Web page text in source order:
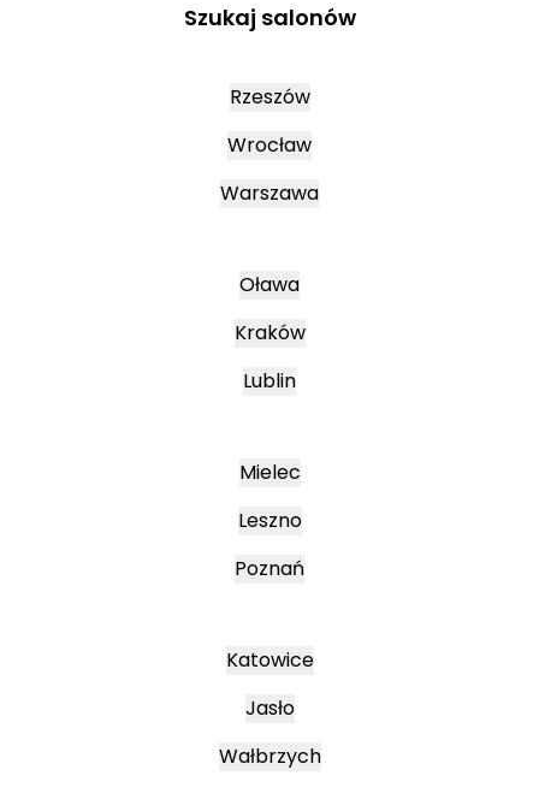
Szukaj salonów
Rzeszów
Wrocław
Warszawa
Oława
Kraków
Lublin
Mielec
Leszno
Poznań
Katowice
Jasło
Wałbrzych